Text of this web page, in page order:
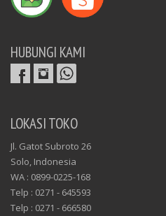
HUBUNGI KAMI
LOKASI TOKO
Jl. Gatot Subroto 26
Solo, Indonesia
WA : 0899-0225-168
Telp : 0271 - 645593
Telp : 0271 - 666580